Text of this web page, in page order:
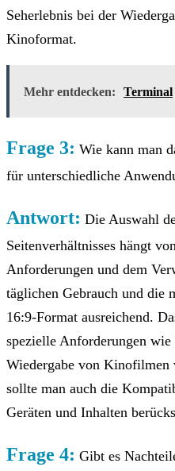
Seherlebnis bei der
Kinoformat.
Mehr entdecken: Terminal
Frage 3: Wie kann man
für unterschiedliche
Antwort: Die Auswahl
Seitenverhältnisses hängt
Anforderungen und dem
täglichen Gebrauch und die
16:9-Format ausreichend.
spezielle Anforderungen
Wiedergabe von
sollte man auch die
Geräten und Inhalten
Frage 4: Gibt es